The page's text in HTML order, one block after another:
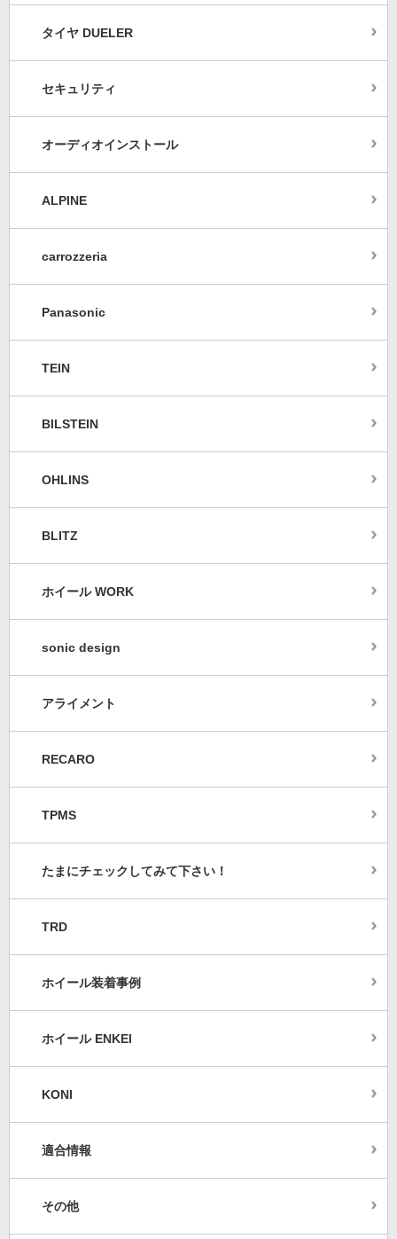
タイヤ DUELER
セキュリティ
オーディオインストール
ALPINE
carrozzeria
Panasonic
TEIN
BILSTEIN
OHLINS
BLITZ
ホイール WORK
sonic design
アライメント
RECARO
TPMS
たまにチェックしてみて下さい！
TRD
ホイール装着事例
ホイール ENKEI
KONI
適合情報
その他